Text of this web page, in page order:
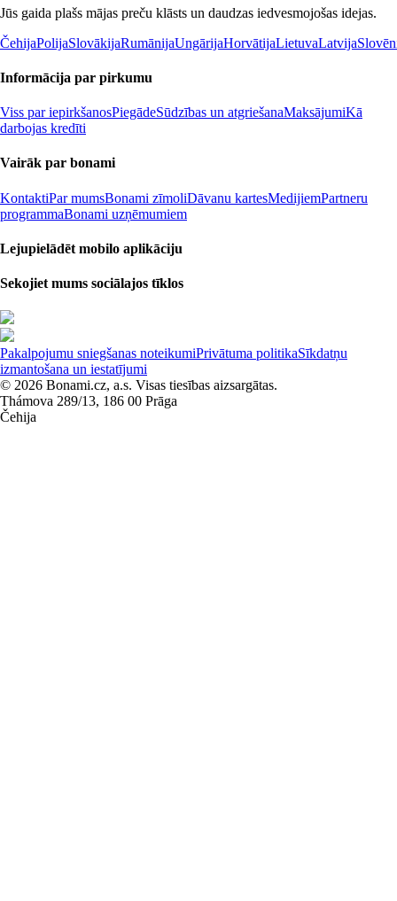
Jūs gaida plašs mājas preču klāsts un daudzas iedvesmojošas idejas.
ČehijaPolijaSlovākijaRumānijaUngārijaHorvātijaLietuvaLatvija
Informācija par pirkumu
Viss par iepirkšanosPiegādeSūdzības un atgriešanaMaksājumiKā
darbojas kredīti
Vairāk par bonami
KontaktiPar mumsBonami zīmoliDāvanu kartesMedijiemPartneru
programmaBonami uzņēmumiem
Lejupielādēt mobilo aplikāciju
Sekojiet mums sociālajos tīklos
Pakalpojumu sniegšanas noteikumiPrivātuma politikaSīkdatņu
izmantošana un iestatījumi
© 2026 Bonami.cz, a.s. Visas tiesības aizsargātas.
Thámova 289/13, 186 00 Prāga
Čehija